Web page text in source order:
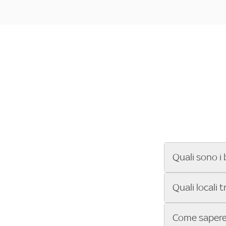
Quali sono i
Se cerchi un
ENILIVE, la
Sky Bar ti
Quali locali
Vuoi sapere
Come